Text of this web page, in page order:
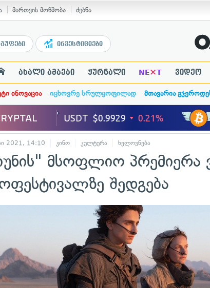
მართვის მოწმობა ძებნა
ინვესტიციები
ახალი ამბები ჟურნალი NE×T ვიდეო
ინოვაცია იცხოვრე სრულყოფილად მთავარია
2021, 14:10 კინო კულტურა ხელოვნება
მსოფლიო პრემიერა
შედგება